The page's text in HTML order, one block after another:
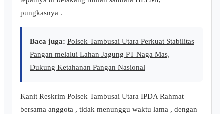
pungkasnya .
Baca juga: Polsek Tambusai Utara Perkuat Stabilitas
Pangan melalui Lahan Jagung PT Naga Mas,
Dukung Ketahanan Pangan Nasional
Kanit Reskrim Polsek Tambusai Utara IPDA Rahmat
bersama anggota , tidak menunggu waktu lama , dengan